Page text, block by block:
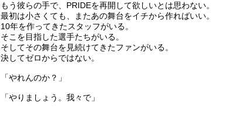
もう彼らの手で、PRIDEを再開して欲しいとは思わない。
最初は小さくても、またあの舞台をイチから作ればいい。
10年を作ってきたスタッフがいる。
そこを目指した選手たちがいる。
そしてその舞台を見続けてきたファンがいる。
決してゼロからではない。
「やれんのか？」
「やりましょう。我々で」